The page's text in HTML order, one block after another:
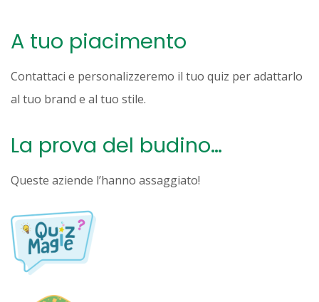
A tuo piacimento
Contattaci e personalizzeremo il tuo quiz per adattarlo
al tuo brand e al tuo stile.
La prova del budino…
Queste aziende l’hanno assaggiato!